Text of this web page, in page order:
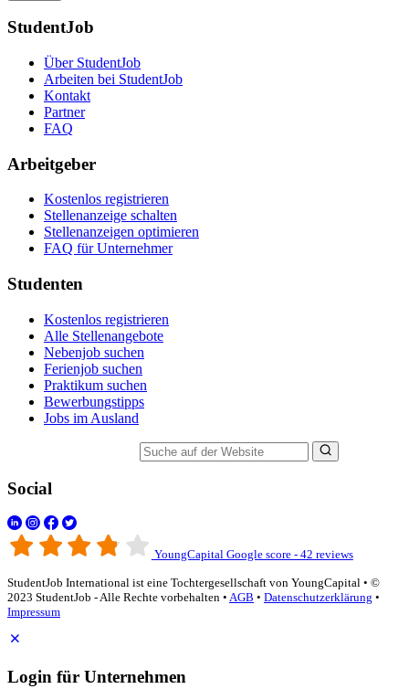
StudentJob
Über StudentJob
Arbeiten bei StudentJob
Kontakt
Partner
FAQ
Arbeitgeber
Kostenlos registrieren
Stellenanzeige schalten
Stellenanzeigen optimieren
FAQ für Unternehmer
Studenten
Kostenlos registrieren
Alle Stellenangebote
Nebenjob suchen
Ferienjob suchen
Praktikum suchen
Bewerbungstipps
Jobs im Ausland
Social
YoungCapital Google score - 42 reviews
StudentJob International ist eine Tochtergesellschaft von YoungCapital • ©
2023 StudentJob - Alle Rechte vorbehalten • AGB • Datenschutzerklärung •
Impressum
Login für Unternehmen